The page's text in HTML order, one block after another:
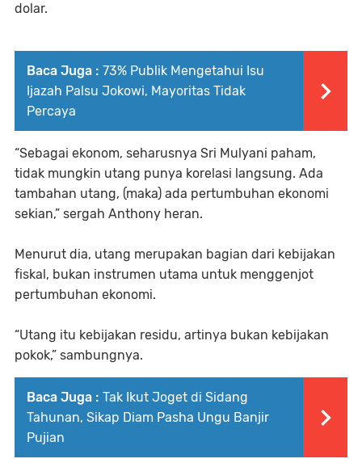
dolar.
Baca Juga : 73% Publik Mengetahui Isu
Ijazah Palsu Jokowi, Mayoritas Tidak
Percaya
“Sebagai ekonom, seharusnya Sri Mulyani paham,
tidak mungkin utang punya korelasi langsung. Ada
tambahan utang, (maka) ada pertumbuhan ekonomi
sekian,” sergah Anthony heran.
Menurut dia, utang merupakan bagian dari kebijakan
fiskal, bukan instrumen utama untuk menggenjot
pertumbuhan ekonomi.
“Utang itu kebijakan residu, artinya bukan kebijakan
pokok,” sambungnya.
Baca Juga : Tak Ikut Joget di Sidang
Tahunan, Sikap Diam Pasha Ungu Banjir
Pujian